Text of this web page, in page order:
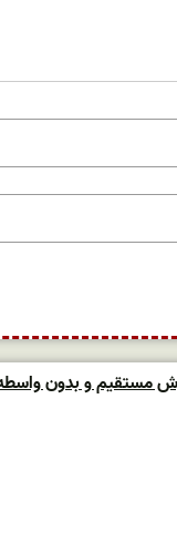
مستقیم و بدون واسطه